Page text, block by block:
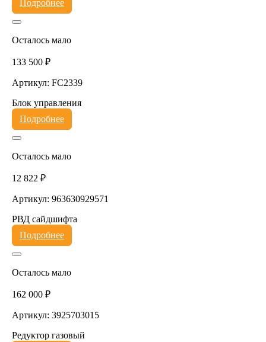
Подробнее
Осталось мало
133 500 ₽
Артикул: FC2339
Блок управления
Подробнее
Осталось мало
12 822 ₽
Артикул: 963630929571
РВД сайдшифта
Подробнее
Осталось мало
162 000 ₽
Артикул: 3925703015
Редуктор газовый